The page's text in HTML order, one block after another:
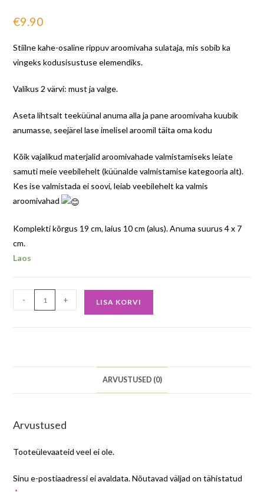
€9.90
Stiilne kahe-osaline rippuv aroomivaha sulataja, mis sobib ka
vingeks kodusisustuse elemendiks.
Valikus 2 värvi: must ja valge.
Aseta lihtsalt teeküünal anuma alla ja pane aroomivaha kuubik
anumasse, seejärel lase imelisel aroomil täita oma kodu
Kõik vajalikud materjalid aroomivahade valmistamiseks leiate
samuti meie veebilehelt (küünalde valmistamise kategooria alt).
Kes ise valmistada ei soovi, leiab veebilehelt ka valmis
aroomivahad
Komplekti kõrgus 19 cm, laius 10 cm (alus). Anuma suurus 4 x 7
cm.
Laos
- + LISA KORVI
ARVUSTUSED (0)
Arvustused
Tooteülevaateid veel ei ole.
Sinu e-postiaadressi ei avaldata. Nõutavad väljad on tähistatud